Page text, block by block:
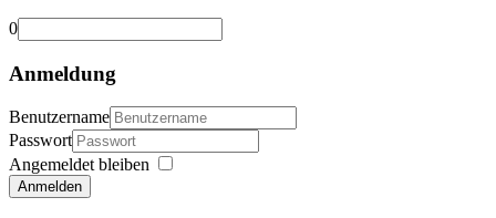
0
Anmeldung
Benutzername
Passwort
Angemeldet bleiben
Anmelden